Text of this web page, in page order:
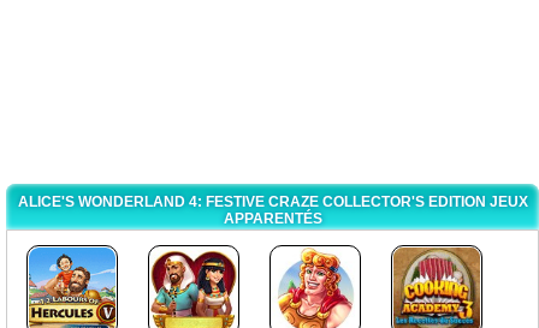
ALICE'S WONDERLAND 4: FESTIVE CRAZE COLLECTOR'S EDITION JEUX
APPARENTÉS